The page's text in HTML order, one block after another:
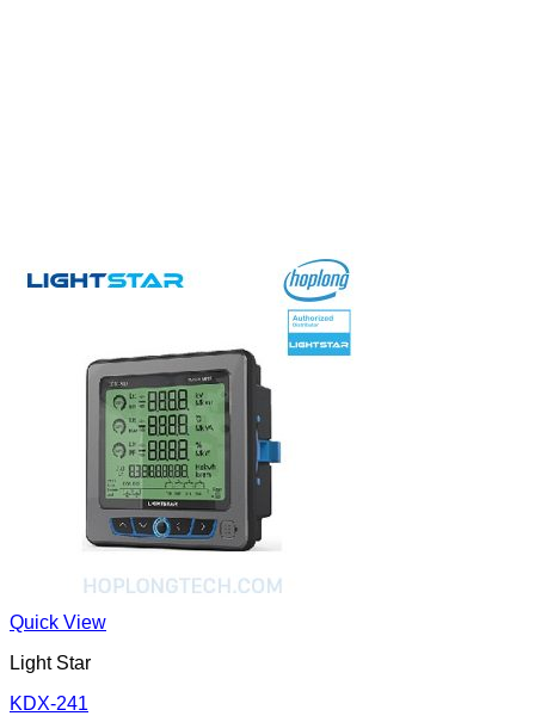
Quick View
Light Star
KDX-241